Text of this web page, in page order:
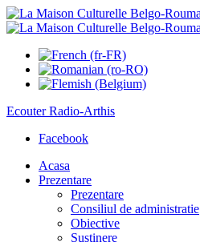
EcouterRadio-Arthis
Facebook
Acasa
Prezentare
Prezentare
Consiliul de administratie
Obiective
Sustinere